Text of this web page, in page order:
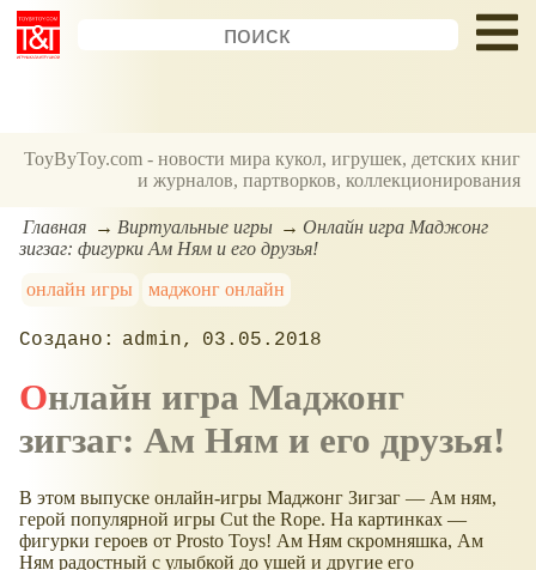
ToyByToy.com - новости мира кукол, игрушек, детских книг
и журналов, партворков, коллекционирования
Главная Виртуальные игры
Онлайн игра Маджонг
зигзаг: фигурки Ам Ням и его друзья!
онлайн игры
маджонг онлайн
admin 03.05.2018
Онлайн игра Маджонг
зигзаг: Ам Ням и его друзья!
В этом выпуске онлайн-игры Маджонг Зигзаг — Ам ням,
герой популярной игры Cut the Rope. На картинках —
фигурки героев от Prosto Toys! Ам Ням скромняшка, Ам
Ням радостный с улыбкой до ушей и другие его